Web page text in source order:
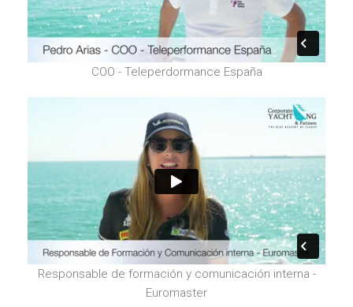
COO - Teleperdormance España
Responsable de formación y comunicación interna -
Euromaster